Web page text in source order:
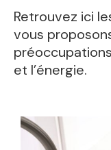
Retrouvez ici
vous
et l’énergie.